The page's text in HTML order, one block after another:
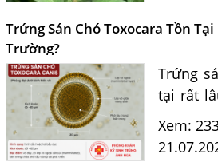
học và
Trứng Sán Chó Toxocara Tồn
Trường?
Trứng
tại rất
và là
hiểm
Xem: